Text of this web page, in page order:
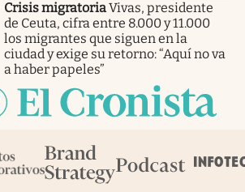
Crisis migratoriaVivas, presidente
de Ceuta, cifra entre 8.000 y 11.000
los migrantes que siguen en la
ciudad y exige su retorno: “Aquí no va
a haber papeles”